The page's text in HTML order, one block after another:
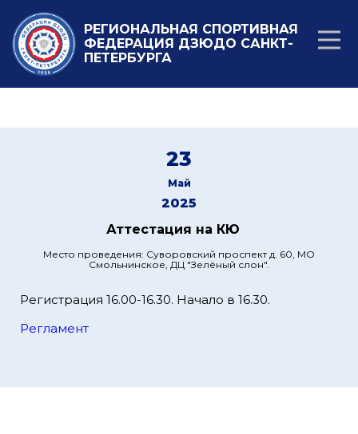
РЕГИОНАЛЬНАЯ СПОРТИВНАЯ
ФЕДЕРАЦИЯ ДЗЮДО САНКТ-
ПЕТЕРБУРГА
23
Май
2025
Аттестация на КЮ
Место проведения: Суворовский проспект д. 60, МО
Смольнинское, ДЦ "Зелёный слон".
Регистрация 16.00-16.30. Начало в 16.30.
Регламент